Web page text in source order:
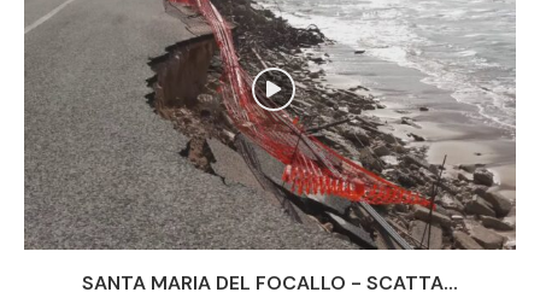
SANTA MARIA DEL FOCALLO - SCATTA...